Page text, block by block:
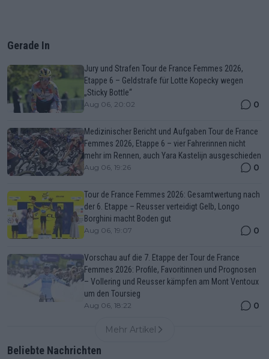
Gerade In
Jury und Strafen Tour de France Femmes 2026,
Etappe 6 – Geldstrafe für Lotte Kopecky wegen
„Sticky Bottle“
Aug 06, 20:02 0
Medizinischer Bericht und Aufgaben Tour de France
Femmes 2026, Etappe 6 – vier Fahrerinnen nicht
mehr im Rennen, auch Yara Kastelijn ausgeschieden
Aug 06, 19:26 0
Tour de France Femmes 2026: Gesamtwertung nach
der 6. Etappe – Reusser verteidigt Gelb, Longo
Borghini macht Boden gut
Aug 06, 19:07 0
Vorschau auf die 7. Etappe der Tour de France
Femmes 2026: Profile, Favoritinnen und Prognosen
– Vollering und Reusser kämpfen am Mont Ventoux
um den Toursieg
Aug 06, 18:22 0
Mehr Artikel
Beliebte Nachrichten